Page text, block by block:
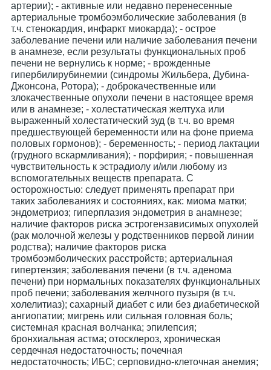
артерии); - активные или недавно перенесенные
артериальные тромбоэмболические заболевания (в
т.ч. стенокардия, инфаркт миокарда); - острое
заболевание печени или наличие заболевания печени
в анамнезе, если результаты функциональных проб
печени не вернулись к норме; - врожденные
гипербилирубинемии (синдромы Жильбера, Дубина-
Джонсона, Ротора); - доброкачественные или
злокачественные опухоли печени в настоящее время
или в анамнезе; - холестатическая желтуха или
выраженный холестатический зуд (в т.ч. во время
предшествующей беременности или на фоне приема
половых гормонов); - беременность; - период лактации
(грудного вскармливания); - порфирия; - повышенная
чувствительность к эстрадиолу и/или любому из
вспомогательных веществ препарата. С
осторожностью: следует применять препарат при
таких заболеваниях и состояниях, как: миома матки;
эндометриоз; гиперплазия эндометрия в анамнезе;
наличие факторов риска эстрогензависимых опухолей
(рак молочной железы у родственников первой линии
родства); наличие факторов риска
тромбоэмболических расстройств; артериальная
гипертензия; заболевания печени (в т.ч. аденома
печени) при нормальных показателях функциональных
проб печени; заболевания желчного пузыря (в т.ч.
холелитиаз); сахарный диабет с или без диабетической
ангиопатии; мигрень или сильная головная боль;
системная красная волчанка; эпилепсия;
бронхиальная астма; отосклероз, хроническая
сердечная недостаточность; почечная
недостаточность; ИБС; серповидно-клеточная анемия;